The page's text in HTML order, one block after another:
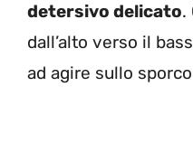
detersivo delicato.
dall’alto verso il
ad agire sullo